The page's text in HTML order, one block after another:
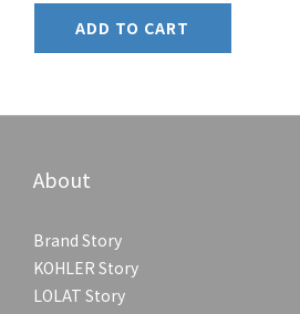
ADD TO CART
About
Brand Story
KOHLER Story
LOLAT Story